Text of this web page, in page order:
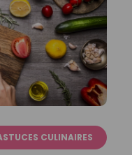
CULINAIRES